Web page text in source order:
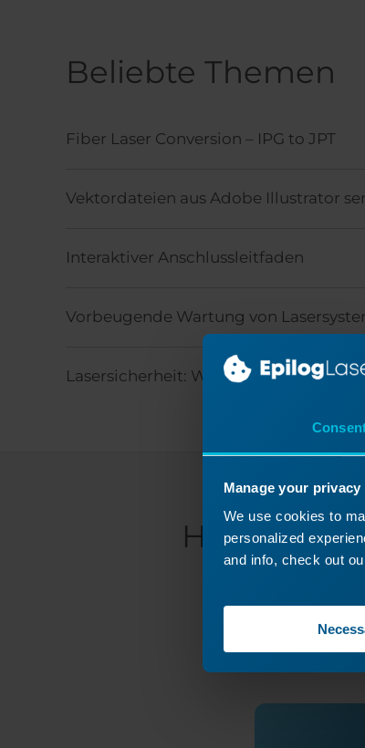
Manage your privacy
We use cookies to
personalized
and info, check out
Beliebte Themen
Fiber Laser Conversion – IPG to JPT
Vektordateien aus Adobe Illustrator
Interaktiver Anschlussleitfaden
Vorbeugende Wartung von
Lasersicherheit: Wichtige
Haben Sie